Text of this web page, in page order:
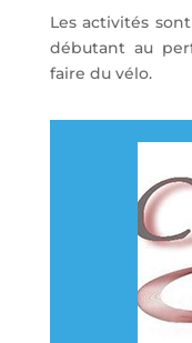
Les activités
débutant au
faire du vélo.